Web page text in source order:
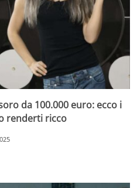
da 100.000 euro: ecco i
renderti ricco